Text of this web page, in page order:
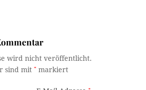
wird nicht veröffentlicht.
sind mit* markiert